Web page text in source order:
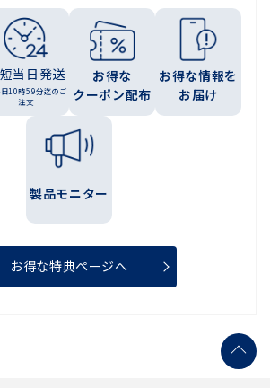
当日発送
10時59分迄のご
注文
お得な
クーポン配布
お得な情報を
お届け
製品モニター
お得な特典ページへ